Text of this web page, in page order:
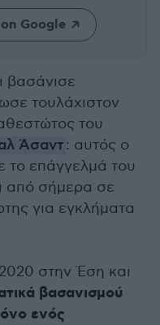
Google
βασάνισε
τουλάχιστον
του
Άσαντ: αυτός ο
το επάγγελμά του
από σήμερα σε
για εγκλήματα
στην Έση και
βασανισμού
ενός